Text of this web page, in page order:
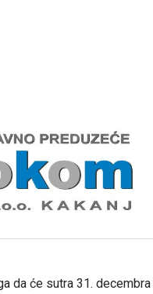
da će sutra 31. decembra